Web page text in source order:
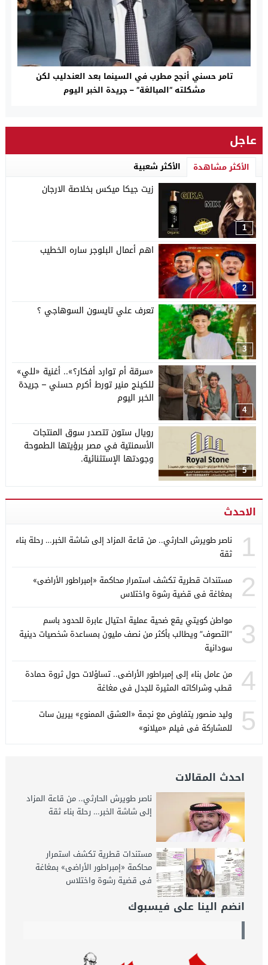
تامر حسني أنجح مطرب في السينما بعد العندليب لكن
مشكلته “المبالغة” – جريدة الخبر اليوم
عاجل
الأكثر مشاهدة الأكثر شعبية
1
زيت جيكا ميكس بخلاصة الارجان
2
اهم أعمال البلوجر ساره الخطيب
3
تعرف علي تايسون السوهاجي ؟
4
«سرقة أم توارد أفكار؟».. أغنية «للي»
للكينج منير تورط أكرم حسني – جريدة
الخبر اليوم
5
رويال ستون تتصدر سوق المنتجات
الأسمنتية في مصر برؤيتها الطموحة
وجودتها الإستثنائية.
الاحدث
1
ناصر طويرش الحارثي.. من قاعة المزاد إلى شاشة الخبر… رحلة بناء
ثقة
2
مستندات قطرية تكشف استمرار محاكمة «إمبراطور الأراضى»
بمغاغة فى قضية رشوة واختلاس
3
مواطن كويتي يقع ضحية عملية احتيال عابرة للحدود باسم
“التصوف” ويطالب بأكثر من نصف مليون بمساعدة شخصيات دينية
سودانية
4
من عامل بناء إلى إمبراطور الأراضى.. تساؤلات حول ثروة حمادة
قطب وشراكاته المثيرة للجدل فى مغاغة
5
وليد منصور يتفاوض مع نجمة «العشق الممنوع» بيرين سات
للمشاركة فى فيلم «ميلانو»
احدث المقالات
ناصر طويرش الحارثي.. من قاعة المزاد
إلى شاشة الخبر… رحلة بناء ثقة
مستندات قطرية تكشف استمرار
محاكمة «إمبراطور الأراضى» بمغاغة
فى قضية رشوة واختلاس
انضم الينا على فيسبوك